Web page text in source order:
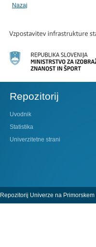
Nazaj
Repozitorij
Uvodnik
Statistika
Univerzitetne strani
Repozitorij Univerze na Primorskem |